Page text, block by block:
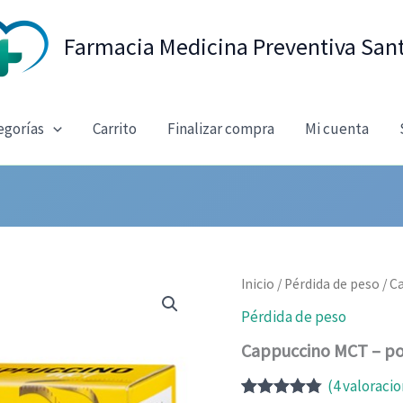
Farmacia Medicina Preventiva
Carrito Finalizar compra Mi cuenta
Inicio / Pérdida de peso /
Pérdida de peso
Cappuccino MCT –
(4